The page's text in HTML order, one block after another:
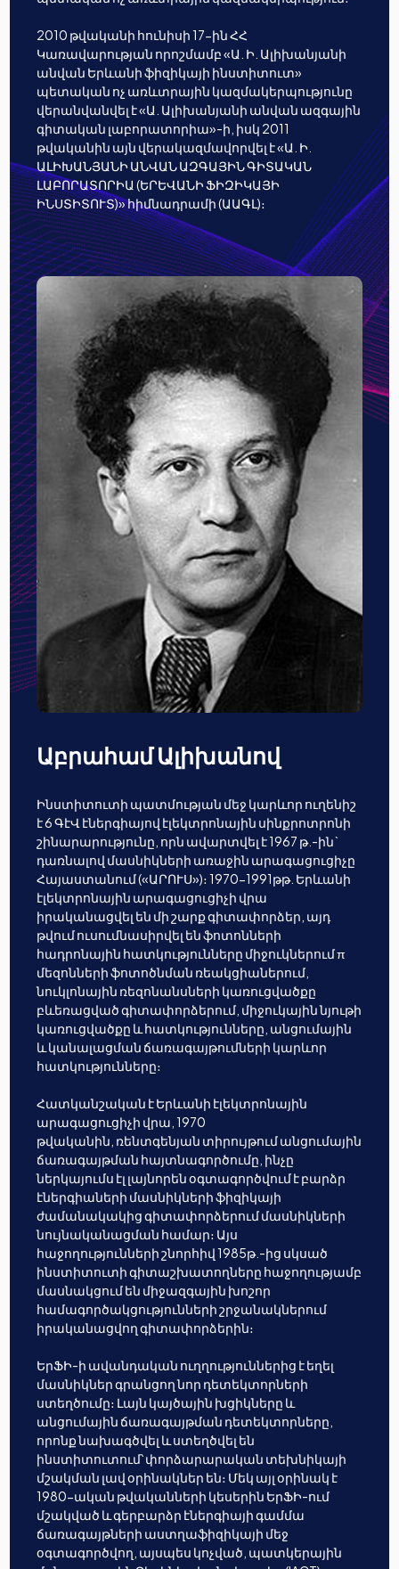
2010 թվականի հունիսի 17-ին ՀՀ
Կառավարության որոշմամբ «Ա. Ի. Ալիխանյանի
անվան Երևանի ֆիզիկայի ինստիտուտ»
պետական ոչ առևտրային կազմակերպությունը
վերանվանվել է «Ա. Ալիխանյանի անվան ազգային
գիտական լաբորատորիա»-ի, իսկ 2011
թվականին այն վերակազմավորվել է «Ա. Ի.
ԱԼԻԽԱՆՅԱՆԻ ԱՆՎԱՆ ԱԶԳԱՅԻՆ ԳԻՏԱԿԱՆ
ԼԱԲՈՐԱՏՈՐԻԱ (ԵՐԵՎԱՆԻ ՖԻԶԻԿԱՅԻ
ԻՆՍՏԻՏՈՒՏ)» հիմնադրամի (ԱԱԳԼ)։
Աբրահամ Ալիխանով
Ինստիտուտի պատմության մեջ կարևոր ուղենիշ
է 6 ԳէՎ էներգիայով էլեկտրոնային սինքրոտրոնի
շինարարությունը, որն ավարտվել է 1967 թ.-ին`
դառնալով մասնիկների առաջին արագացուցիչը
Հայաստանում («ԱՐՈՒՍ»)։ 1970-1991թթ. Երևանի
էլեկտրոնային արագացուցիչի վրա
իրականացվել են մի շարք գիտափորձեր, այդ
թվում ուսումնասիրվել են ֆոտոնների
հադրոնային հատկությունները միջուկներում π
մեզոնների ֆոտոծնման ռեակցիաներում,
նուկլոնային ռեզոնանսների կառուցվածքը
բևեռացված գիտափորձերում, միջուկային նյութի
կառուցվածքը և հատկությունները, անցումային
և կանալացման ճառագայթումների կարևոր
հատկությունները։
Հատկանշական է Երևանի էլեկտրոնային
արագացուցիչի վրա, 1970
թվականին, ռենտգենյան տիրույթում անցումային
ճառագայթման հայտնագործումը, ինչը
ներկայումս էլ լայնորեն օգտագործվում է բարձր
էներգիաների մասնիկների ֆիզիկայի
ժամանակակից գիտափորձերում մասնիկների
նույնականացման համար։ Այս
հաջողությունների շնորհիվ 1985թ.-ից սկսած
ինստիտուտի գիտաշխատողները հաջողությամբ
մասնակցում են միջազգային խոշոր
համագործակցությունների շրջանակներում
իրականացվող գիտափորձերին։
ԵրՖԻ-ի ավանդական ուղղություններից է եղել
մասնիկներ գրանցող նոր դետեկտորների
ստեղծումը։ Լայն կայծային խցիկները և
անցումային ճառագայթման դետեկտորները,
որոնք նախագծվել և ստեղծվել են
ինստիտուտում՝ փորձարարական տեխնիկայի
մշակման լավ օրինակներ են։ Մեկ այլ օրինակ է
1980-ական թվականների կեսերին ԵրՖԻ-ում
մշակված և գերբարձր էներգիայի գամմա
ճառագայթների աստղաֆիզիկայի մեջ
օգտագործվող, այսպես կոչված, պատկերային